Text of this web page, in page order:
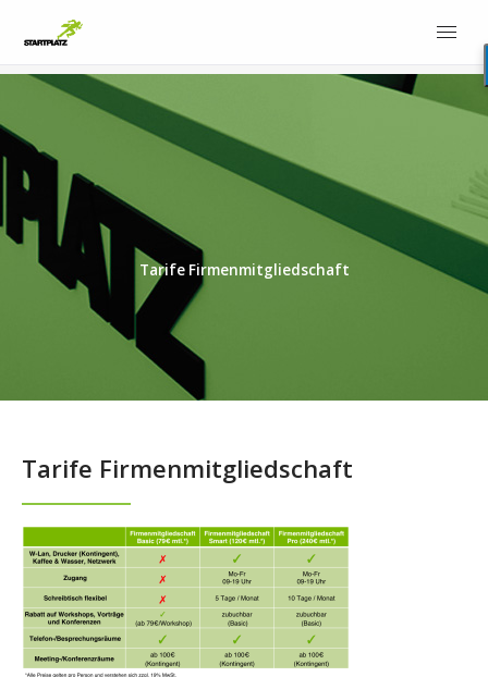
Tarife Firmenmitgliedschaft
Tarife Firmenmitgliedschaft